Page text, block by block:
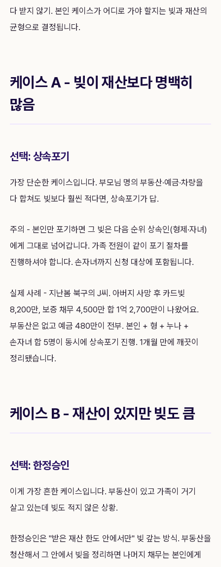
다 받지 않기. 본인 케이스가 어디로 가야 할지는 빚과 재산의
균형으로 결정됩니다.
케이스 A - 빚이 재산보다 명백히
많음
선택: 상속포기
가장 단순한 케이스입니다. 부모님 명의 부동산·예금·차량을
다 합쳐도 빚보다 훨씬 적다면, 상속포기가 답.
주의 - 본인만 포기하면 그 빚은 다음 순위 상속인(형제·자녀)
에게 그대로 넘어갑니다. 가족 전원이 같이 포기 절차를
진행하셔야 합니다. 손자녀까지 신청 대상에 포함됩니다.
실제 사례 - 지난봄 북구의 J씨. 아버지 사망 후 카드빚
8,200만, 보증 채무 4,500만 합 1억 2,700만이 나왔어요.
부동산은 없고 예금 480만이 전부. 본인 + 형 + 누나 +
손자녀 합 5명이 동시에 상속포기 진행. 1개월 만에 깨끗이
정리됐습니다.
케이스 B - 재산이 있지만 빚도 큼
선택: 한정승인
이게 가장 흔한 케이스입니다. 부동산이 있고 가족이 거기
살고 있는데 빚도 적지 않은 상황.
한정승인은 "받은 재산 한도 안에서만" 빚 갚는 방식. 부동산을
청산해서 그 안에서 빚을 정리하면 나머지 채무는 본인에게